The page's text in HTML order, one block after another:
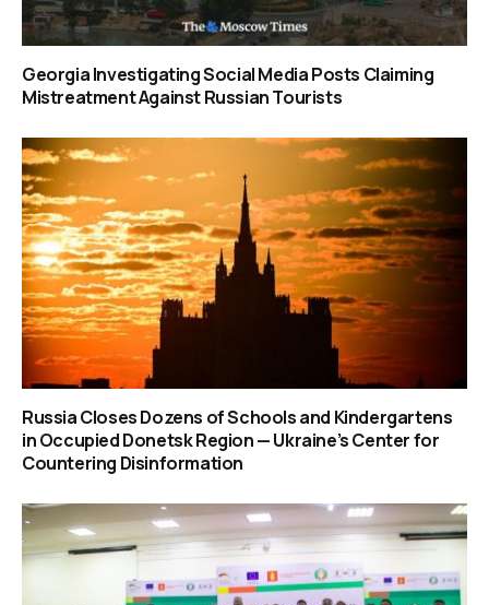
Georgia Investigating Social Media Posts Claiming
Mistreatment Against Russian Tourists
Russia Closes Dozens of Schools and Kindergartens
in Occupied Donetsk Region — Ukraine’s Center for
Countering Disinformation